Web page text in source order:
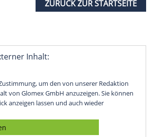
ZURÜCK ZUR STARTSEITE
Inhalt:
um den von unserer Redaktion
von Glomex GmbH anzuzeigen. Sie können
anzeigen lassen und auch wieder